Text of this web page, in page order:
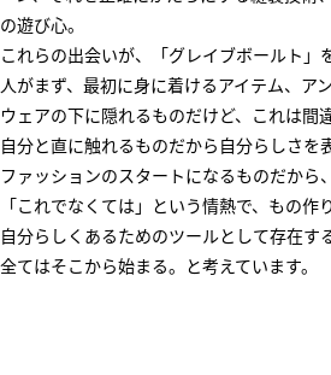
の遊び心。
これらの出会いが、「グレイブボールト」
人がまず、最初に身に着けるアイテム、ア
ウェアの下に隠れるものだけど、これは間
自分と直に触れるものだから自分らしさを
ファッションのスタートになるものだから
「これでなくては」という情熱で、もの作
自分らしくあるためのツールとして存在す
全てはそこから始まる。と考えています。